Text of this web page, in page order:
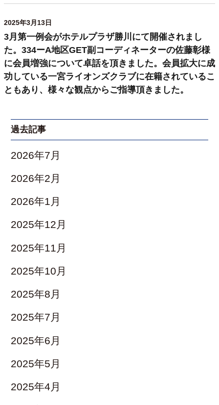
3月第一例会がホテルプラザ勝川にて開催されまし
た。334ーA地区GET副コーディネーターの佐藤彰様
に会員増強について卓話を頂きました。会員拡大に成
功している一宮ライオンズクラブに在籍されているこ
ともあり、様々な観点からご指導頂きました。
2025年3月13日
過去記事
2026年7月
2026年2月
2026年1月
2025年12月
2025年11月
2025年10月
2025年8月
2025年7月
2025年6月
2025年5月
2025年4月